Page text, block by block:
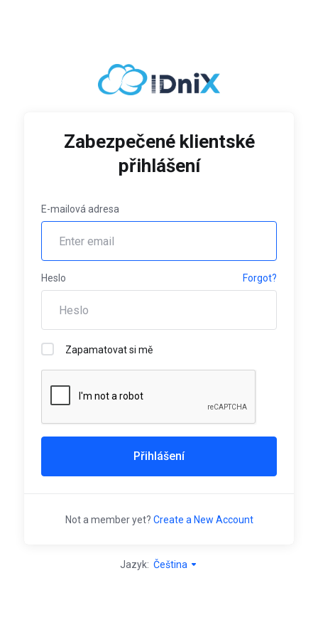
Zabezpečené klientské
přihlášení
E-mailová adresa
Heslo Forgot?
Zapamatovat si mě
Přihlášení
Not a member yet? Create a New Account
Jazyk: Čeština